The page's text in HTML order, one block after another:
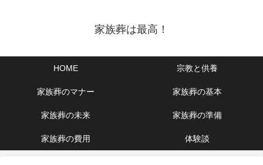
家族葬は最高！
HOME 宗教と供養
家族葬のマナー 家族葬の基本
家族葬の未来 家族葬の準備
家族葬の費用 体験談